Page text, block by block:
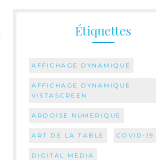
Étiquettes
AFFICHAGE DYNAMIQUE
AFFICHAGE DYNAMIQUE
VISTASCREEN
ARDOISE NUMERIQUE
ART DE LA TABLE COVID-19
DIGITAL MEDIA